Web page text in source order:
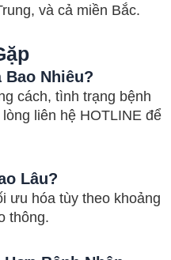
và cả miền Bắc.
Bao Nhiêu?
cách, tình trạng bệnh
liên hệ HOTLINE để
Lâu?
ưu hóa tùy theo khoảng
thông.